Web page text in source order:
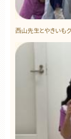
西山先生とやきいも